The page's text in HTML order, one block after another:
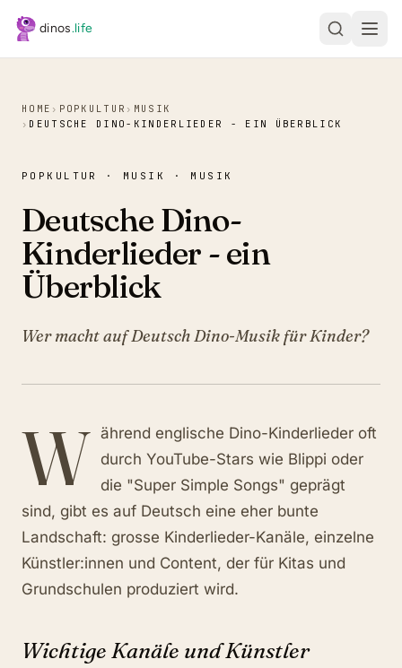
dinos.life
HOME › POPKULTUR › MUSIK
› DEUTSCHE DINO-KINDERLIEDER - EIN ÜBERBLICK
POPKULTUR · MUSIK · MUSIK
Deutsche Dino-
Kinderlieder - ein
Überblick
Wer macht auf Deutsch Dino-Musik für Kinder?
W ährend englische Dino-Kinderlieder oft
durch YouTube-Stars wie Blippi oder
die "Super Simple Songs" geprägt
sind, gibt es auf Deutsch eine eher bunte
Landschaft: grosse Kinderlieder-Kanäle, einzelne
Künstler:innen und Content, der für Kitas und
Grundschulen produziert wird.
Wichtige Kanäle und Künstler